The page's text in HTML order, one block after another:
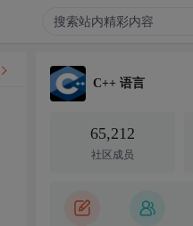
C++ 语言
65,212
社区成员